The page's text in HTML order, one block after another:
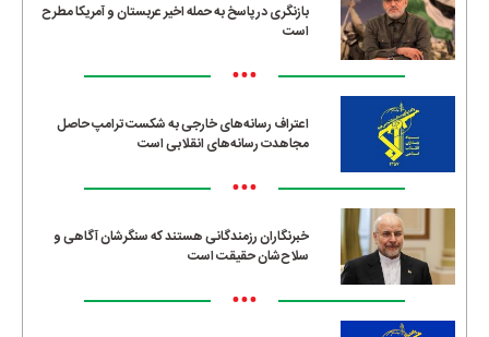
بازنگری در پاسخ به حمله اخیر عربستان و آمریکا مطرح
است
•••
اعتراف رسانه‌های خارجی به شکست ترامپ حاصل
مجاهدت رسانه‌های انقلابی است
•••
خبرنگاران رزمندگانی هستند که سنگرشان آگاهی و
سلاح‌شان حقیقت است
•••